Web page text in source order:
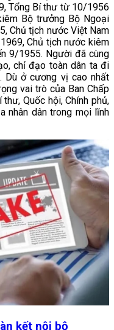
Tổng Bí thư từ 10/1956
Bộ trưởng Bộ Ngoại
Chủ tịch nước Việt Nam
Chủ tịch nước kiêm
9/1955. Người đã cùng
chỉ đạo toàn dân ta đi
Dù ở cương vị cao nhất
vai trò của Ban Chấp
thư, Quốc hội, Chính phủ,
nhân dân trong mọi lĩnh
kết nội bộ